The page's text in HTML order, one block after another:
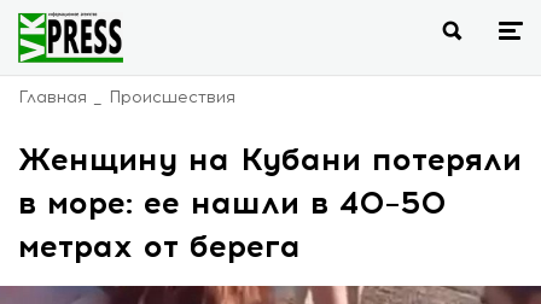
Главная Происшествия
Женщину на Кубани потеряли
в море: ее нашли в 40–50
метрах от берега